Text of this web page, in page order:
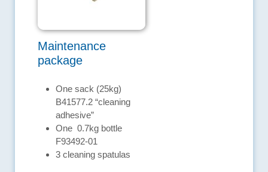
Maintenance
package
One sack (25kg)
B41577.2 “cleaning
adhesive”
One 0.7kg bottle
F93492-01
3 cleaning spatulas